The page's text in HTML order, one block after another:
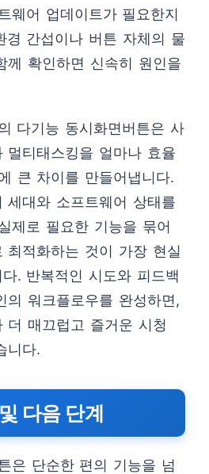
웨어 업데이트가 필요한지
경 간섭이나 버튼 자체의 물
께 확인하면 신속히 원인을
다기능 동시화면버튼은 사
멀티태스킹을 얼마나 효율
큰 차이를 만들어냅니다.
세대와 소프트웨어 상태를
제로 필요한 기능을 묶어
최적화하는 것이 가장 현실
. 반복적인 시도와 피드백
의 워크플로우를 완성하면,
더 매끄럽고 즐거운 시청
니다.
다음 단계
은 단순한 편의 기능을 넘